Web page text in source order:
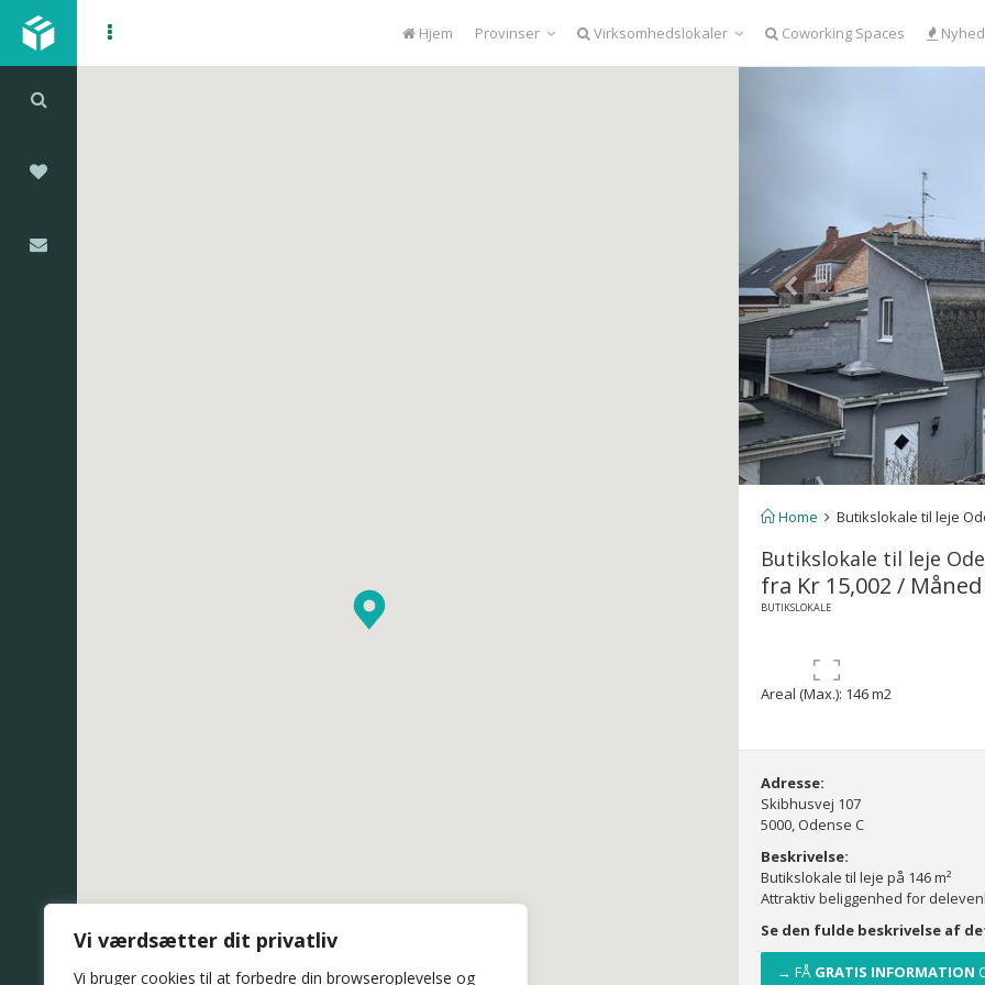
Vi værdsætter dit privatliv
Vi bruger cookies til at forbedre din browseroplevelse og
Hjem Provinser Virksomhedslokaler Coworking Spaces
Home Butikslokale til leje
Butikslokale til leje
fra Kr 15,002 /
BUTIKSLOKALE
Areal (Max.): 146 m2
Adresse:
Skibhusvej 107
5000, Odense C
Beskrivelse:
Butikslokale til leje på 146 m²
Attraktiv beliggenhed for
Se den fulde beskrivelse af
→ FÅ GRATIS INFORMATION